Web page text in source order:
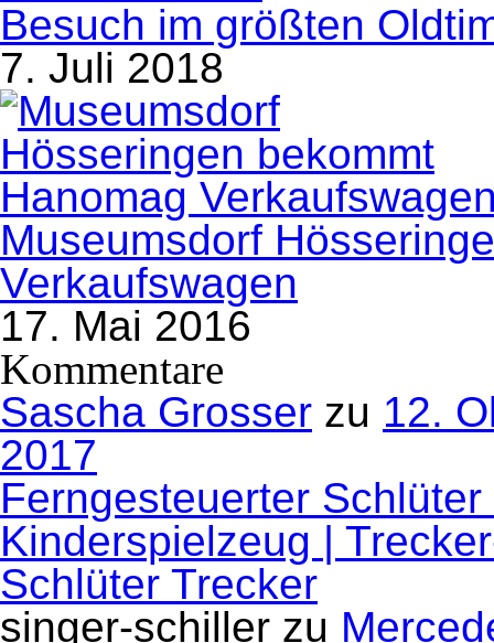
Besuch im größten
7. Juli 2018
Museumsdorf
Verkaufswagen
17. Mai 2016
Kommentare
Sascha Grosser zu 12.
2017
Ferngesteuerter
Kinderspielzeug |
Schlüter Trecker
singer-schiller zu